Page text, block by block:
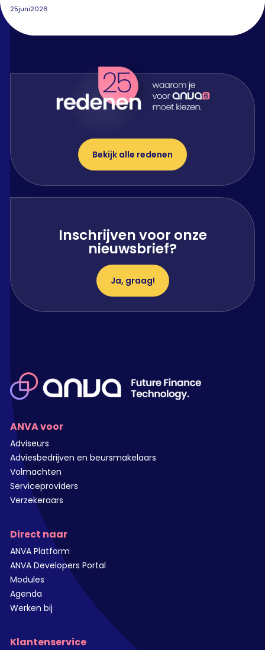
25juni2026
Bekijk alle redenen
Inschrijven voor onze
nieuwsbrief?
Ja, graag!
ANVA voor
Adviseurs
Adviesbedrijven en beursmakelaars
Volmachten
Serviceproviders
Verzekeraars
Direct naar
ANVA Platform
ANVA Developers Portal
Modules
Agenda
Werken bij
Klantenservice